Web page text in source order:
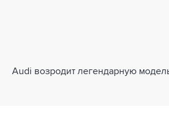
Audi возродит легендарную